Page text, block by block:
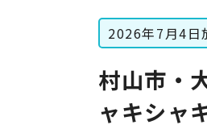
2026年7月4日
村山市・
ャキシャ